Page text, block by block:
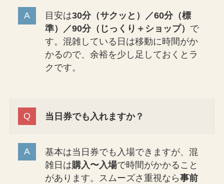
目安は30分（サクッと）／60分（標
準）／90分（じっくり＋ショップ） で
す。混雑している日は移動に時間がか
かるので、余裕を少し足しておくとラ
クです。
当日券でも入れますか？
基本は当日券でも入場できますが、混
雑日は購入〜入場で時間がかかること
があります。スムーズさ重視なら事前